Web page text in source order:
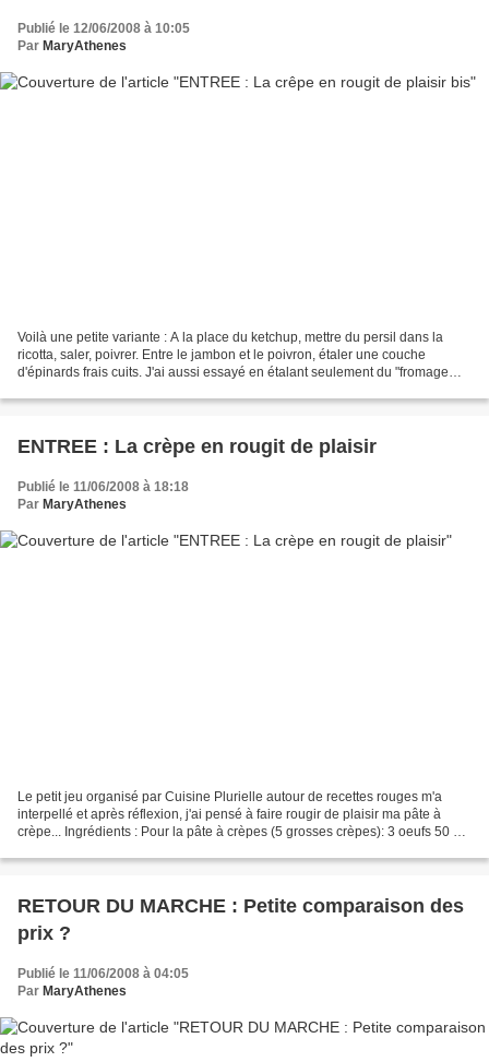
Publié le 12/06/2008 à 10:05
Par MaryAthenes
Voilà une petite variante : A la place du ketchup, mettre du persil dans la
ricotta, saler, poivrer. Entre le jambon et le poivron, étaler une couche
d'épinards frais cuits. J'ai aussi essayé en étalant seulement du "fromage
ENTREE : La crèpe en rougit de plaisir
Publié le 11/06/2008 à 18:18
Par MaryAthenes
Le petit jeu organisé par Cuisine Plurielle autour de recettes rouges m'a
interpellé et après réflexion, j'ai pensé à faire rougir de plaisir ma pâte à
crèpe... Ingrédients : Pour la pâte à crèpes (5 grosses crèpes): 3 oeufs 50 cl
RETOUR DU MARCHE : Petite comparaison des
prix ?
Publié le 11/06/2008 à 04:05
Par MaryAthenes